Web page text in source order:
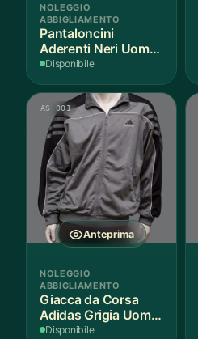
NOLEGGIO
ABBIGLIAMENTO
Pantaloncini
Aderenti Neri Uomo
S - 2 Paia
Disponibile
Anteprima
AS 001
NOLEGGIO
ABBIGLIAMENTO
Giacca da Corsa
Adidas Grigia Uomo
L IT - 1 Pezzo
Disponibile